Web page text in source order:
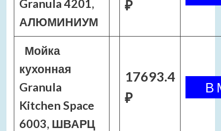
Granula 4201,
АЛЮМИНИУМ
₽
Мойка
кухонная
Granula
Kitchen Space
6003, ШВАРЦ
17693.4
₽